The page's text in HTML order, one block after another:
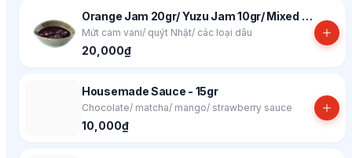
Orange Jam 20gr/ Yuzu Jam 10gr/ Mixed Berries Jam 30gr
Mứt cam vani/ quýt Nhật/ các loại dâu
20,000₫
Housemade Sauce - 15gr
Chocolate/ matcha/ mango/ strawberry sauce
10,000₫